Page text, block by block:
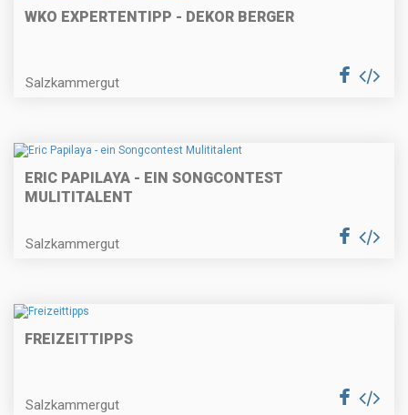
WKO EXPERTENTIPP - DEKOR BERGER
Salzkammergut
ERIC PAPILAYA - EIN SONGCONTEST
MULITITALENT
Salzkammergut
FREIZEITTIPPS
Salzkammergut